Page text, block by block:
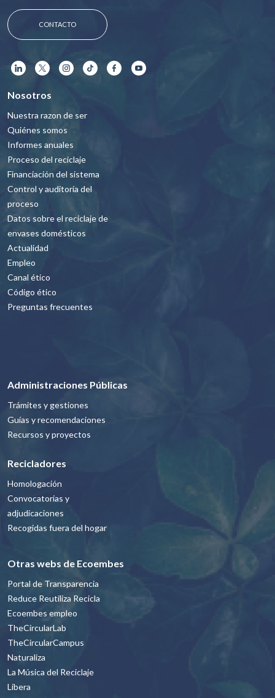
CONTACTO
Nosotros
Nuestra razon de ser
Quiénes somos
Informes anuales
Proceso del reciclaje
Financiación del sistema
Control y auditoría del
proceso
Datos sobre el reciclaje de
envases domésticos
Actualidad
Empleo
Canal ético
Código ético
Preguntas frecuentes
Administraciones Públicas
Trámites y gestiones
Guías y recomendaciones
Recursos y proyectos
Recicladores
Homologación
Convocatorias y
adjudicaciones
Recogidas fuera del hogar
Otras webs de Ecoembes
Portal de Transparencia
Reduce Reutiliza Recicla
Ecoembes empleo
TheCircularLab
TheCircularCampus
Naturaliza
La Música del Reciclaje
Libera